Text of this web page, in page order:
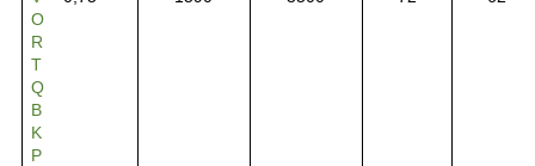
O
R
T
Q
B
K
P